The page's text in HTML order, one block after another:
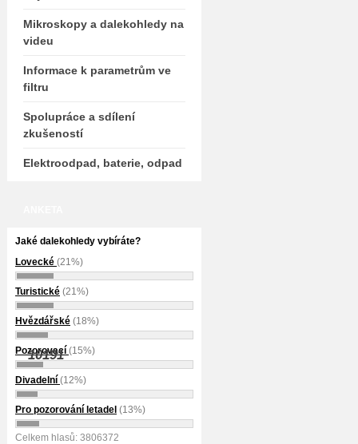
Mikroskopy a dalekohledy na
videu
Informace k parametrům ve
filtru
Spolupráce a sdílení
zkušeností
Elektroodpad, baterie, odpad
Jaké dalekohledy vybíráte?
Lovecké (21%)
Turistické (21%)
Hvězdářské (18%)
Pozorovací (15%)
Divadelní (12%)
Pro pozorování letadel (13%)
Celkem hlasů: 3806372
10191